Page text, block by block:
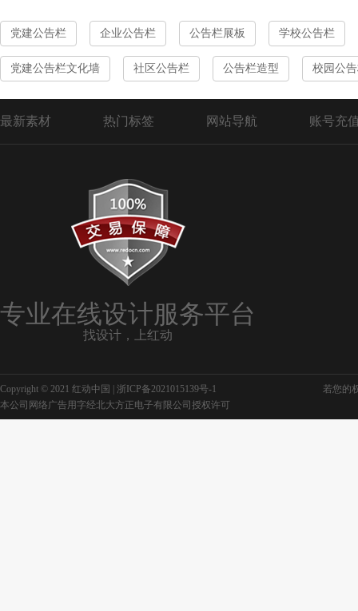
党建公告栏 企业公告栏 公告栏展板 学校公告栏
党建公告栏文化墙 社区公告栏 公告栏造型 校园公
最新素材 热门标签 网站导航 账号充
专业在线设计服务平台
找设计，上红动
Copyright © 2021 红动中国 | 浙ICP备2021015139号-1
若您的
本公司网络广告用字经北大方正电子有限公司授权许可